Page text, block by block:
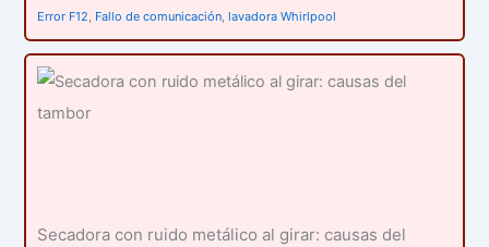
Error F12 Fallo de comunicación ,lavadora Whirlpool
Secadora con ruido metálico al girar: causas del